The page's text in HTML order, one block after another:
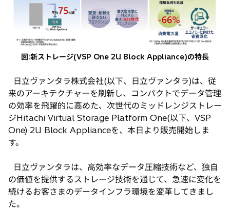
図:新ストレージ(VSP One 2U Block Appliance)の特長
日立ヴァンタラ株式会社(以下、日立ヴァンタラ)は、従
来のアーキテクチャーを刷新し、コンパクトでデータ管理
の効率を飛躍的に高めた、次世代のミッドレンジストレー
ジHitachi Virtual Storage Platform One(以下、VSP
One) 2U Block Applianceを、本日より販売開始しま
す。
日立ヴァンタラは、高効率なデータ圧縮技術など、独自
の価値を提供するストレージ技術を通じて、急速に変化を
続けるお客さまのデータインフラ環境を変革してきまし
た。